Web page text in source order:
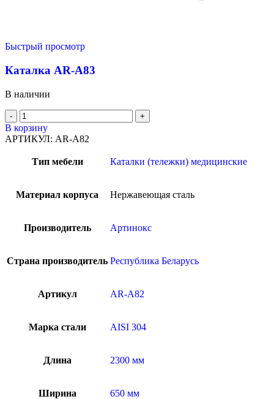
Быстрый просмотр
Каталка AR-A83
В наличии
В корзину
АРТИКУЛ: AR-A82
Тип мебели Каталки (тележки) медицинские
Материал корпуса Нержавеющая сталь
Производитель Артинокс
Страна производитель Республика Беларусь
Артикул AR-A82
Марка стали AISI 304
Длина 2300 мм
Ширина 650 мм